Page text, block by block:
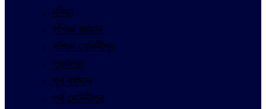
নদিয়া
পশ্চিম বর্ধমান
পশ্চিম মেদিনীপুর
পুরুলিয়া
পূর্ব বর্ধমান
পূর্ব মেদিনীপুর